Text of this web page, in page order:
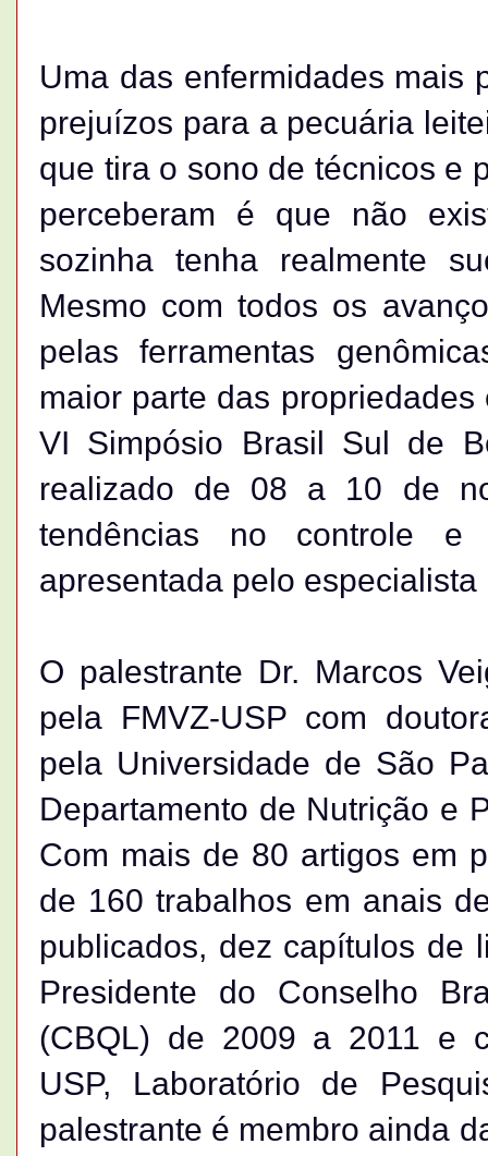
Uma das enfermidades mais
prejuízos para a pecuária
que tira o sono de técnicos e
perceberam é que não
sozinha tenha realmente
Mesmo com todos os
pelas ferramentas
maior parte das
VI Simpósio Brasil Sul de
realizado de 08 a 10 de
tendências no controle e
apresentada pelo
O palestrante Dr. Marcos
pela FMVZ-USP com
pela Universidade de São
Departamento de Nutrição e
Com mais de 80 artigos em
de 160 trabalhos em anais
publicados, dez capítulos de
Presidente do Conselho
(CBQL) de 2009 a 2011 e
USP, Laboratório de
palestrante é membro ainda